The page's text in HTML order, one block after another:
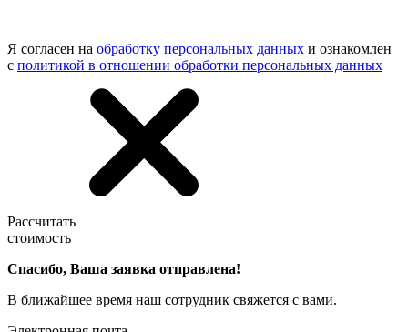
Я согласен на обработку персональных данных и ознакомлен
с политикой в отношении обработки персональных данных
Рассчитать
стоимость
Спасибо, Ваша заявка отправлена!
В ближайшее время наш сотрудник свяжется с вами.